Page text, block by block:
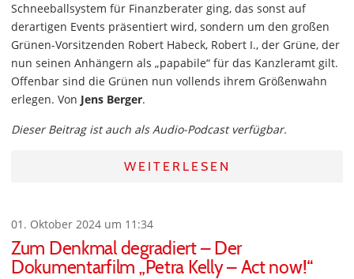
Schneeballsystem für Finanzberater ging, das sonst auf
derartigen Events präsentiert wird, sondern um den großen
Grünen-Vorsitzenden Robert Habeck, Robert I., der Grüne, der
nun seinen Anhängern als „papabile“ für das Kanzleramt gilt.
Offenbar sind die Grünen nun vollends ihrem Größenwahn
erlegen. Von Jens Berger.
Dieser Beitrag ist auch als Audio-Podcast verfügbar.
WEITERLESEN
01. Oktober 2024 um 11:34
Zum Denkmal degradiert – Der
Dokumentarfilm „Petra Kelly – Act now!“